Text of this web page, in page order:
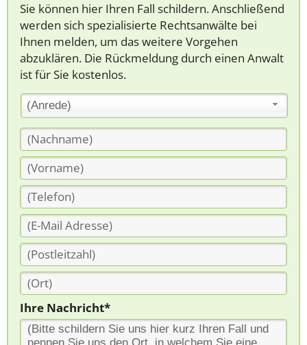
Sie können hier Ihren Fall schildern. Anschließend
werden sich spezialisierte Rechtsanwälte bei
Ihnen melden, um das weitere Vorgehen
abzuklären. Die Rückmeldung durch einen Anwalt
ist für Sie kostenlos.
(Anrede)
Ihre Nachricht*